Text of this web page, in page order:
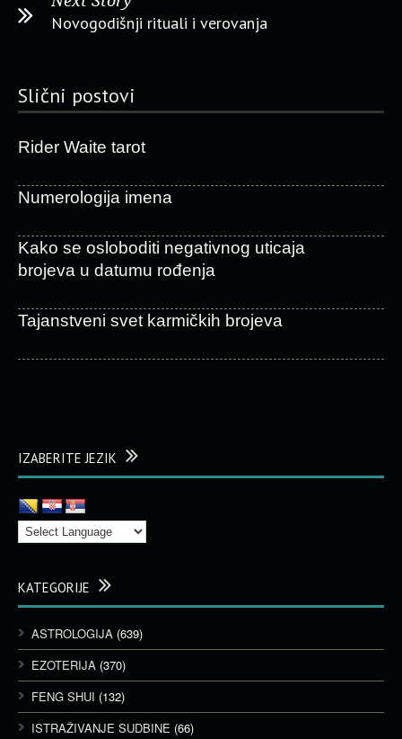
Novogodišnji rituali i verovanja
Slični postovi
Rider Waite tarot
Numerologija imena
Kako se osloboditi negativnog uticaja
brojeva u datumu rođenja
Tajanstveni svet karmičkih brojeva
IZABERITE JEZIK
KATEGORIJE
ASTROLOGIJA (639)
EZOTERIJA (370)
FENG SHUI (132)
ISTRAŽIVANJE SUDBINE (66)